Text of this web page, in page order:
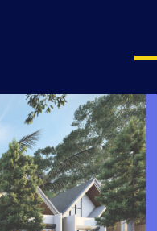
Pintar
dengan